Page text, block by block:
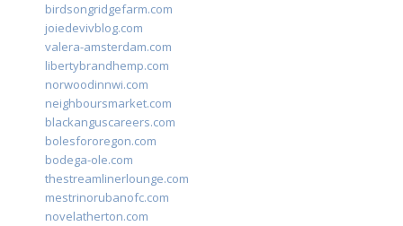
birdsongridgefarm.com
joiedevivblog.com
valera-amsterdam.com
libertybrandhemp.com
norwoodinnwi.com
neighboursmarket.com
blackanguscareers.com
bolesfororegon.com
bodega-ole.com
thestreamlinerlounge.com
mestrinorubanofc.com
novelatherton.com